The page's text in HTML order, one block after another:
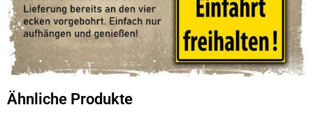
Ähnliche Produkte